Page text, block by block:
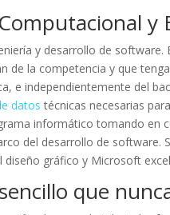
y
y desarrollo de software.
la competencia y que
e independientemente del
datos técnicas necesarias
informático tomando en
del desarrollo de software.
gráfico y Microsoft
que